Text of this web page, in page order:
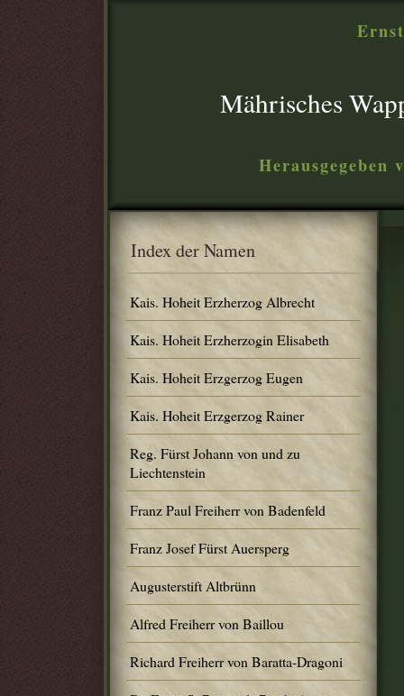
Mährisches
Index der Namen
Kais. Hoheit Erzherzog Albrecht
Kais. Hoheit Erzherzogin Elisabeth
Kais. Hoheit Erzgerzog Eugen
Kais. Hoheit Erzgerzog Rainer
Reg. Fürst Johann von und zu
Liechtenstein
Franz Paul Freiherr von Badenfeld
Franz Josef Fürst Auersperg
Augusterstift Altbrünn
Alfred Freiherr von Baillou
Richard Freiherr von Baratta-Dragoni